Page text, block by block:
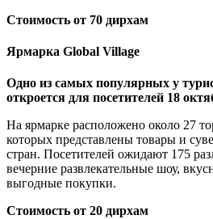
Стоимость от 70 дирхам
Ярмарка Global Village
Одно из самых популярных у
откроется для посетителей 18
На ярмарке расположено около 27
которых представлены товары и
стран. Посетителей ожидают 175
вечерние развлекательные шоу,
выгодные покупки.
Стоимость от 20 дирхам